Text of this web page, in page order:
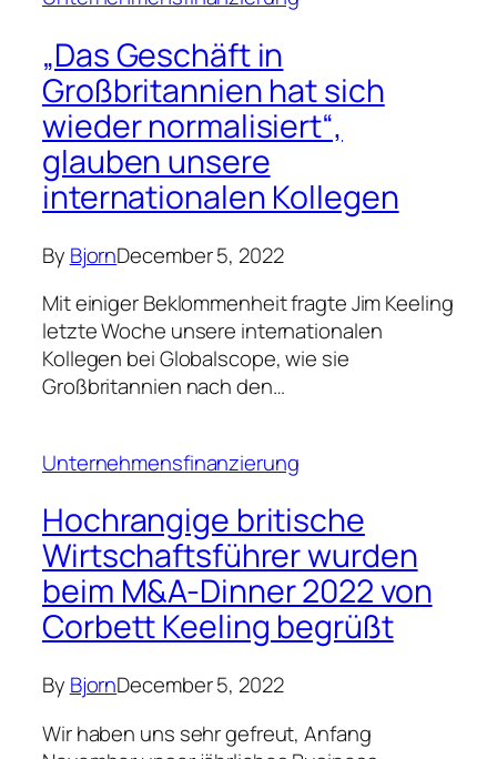
Mit einiger Beklommenheit fragte Jim Keeling
letzte Woche unsere internationalen
Kollegen bei Globalscope, wie sie
Großbritannien nach den…
Unternehmensfinanzierung
Wirtschaftsführer wurden
beim M&A-Dinner 2022 von
Corbett Keeling begrüßt
ByBjornDecember 5, 2022
November unser jährliches Business
Leaders’ Dinner für 50 Eigentümer und
Direktoren starker…
Finanzzeiten
Wiederholung von Lloyds-
HBOS?